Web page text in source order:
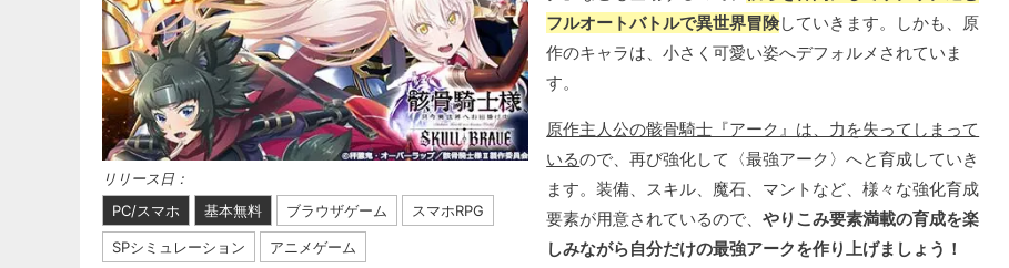
リリース日：
PC/スマホ
基本無料 ブラウザゲーム スマホRPG
SPシミュレーション アニメゲーム
フルオートバトルで異世界冒険していきます。しかも、原
作のキャラは、小さく可愛い姿へデフォルメされていま
す。
原作主人公の骸骨騎士『アーク』は、力を失ってしまって
いるので、再び強化して〈最強アーク〉へと育成していき
ます。装備、スキル、魔石、マントなど、様々な強化育成
要素が用意されているので、やりこみ要素満載の育成を楽
しみながら自分だけの最強アークを作り上げましょう！